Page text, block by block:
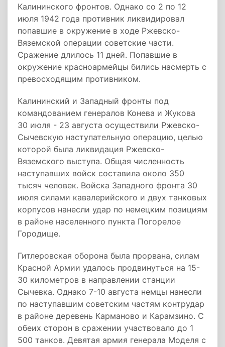
Калининского фронтов. Однако со 2 по 12
июля 1942 года противник ликвидировал
попавшие в окружение в ходе Ржевско-
Вяземской операции советские части.
Сражение длилось 11 дней. Попавшие в
окружение красноармейцы бились насмерть с
превосходящим противником.
Калининский и Западный фронты под
командованием генералов Конева и Жукова
30 июля - 23 августа осуществили Ржевско-
Сычевскую наступательную операцию, целью
которой была ликвидация Ржевско-
Вяземского выступа. Общая численность
наступавших войск составила около 350
тысяч человек. Войска Западного фронта 30
июля силами кавалерийского и двух танковых
корпусов нанесли удар по немецким позициям
в районе населенного пункта Погорелое
Городище.
Гитлеровская оборона была прорвана, силам
Красной Армии удалось продвинуться на 15-
30 километров в направлении станции
Сычевка. Однако 7-10 августа немцы нанесли
по наступавшим советским частям контрудар
в районе деревень Карманово и Карамзино. С
обеих сторон в сражении участвовало до 1
500 танков. Девятая армия генерала Моделя с